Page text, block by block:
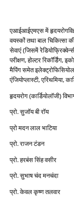
एआईआईएमएस में
वयस्कों तथा बाल चिकित्सा
सेवाएं (जिसमें
परीक्षण, होल्टर रिकॉर्डिंग,
मैपिंग समेत
एंजियोप्लास्टी, एरिथमिया,
हृदयरोग (कार्डियोलॉजी)
प्रो. सुजॉय बी रॉय
प्रो मदन लाल भाटिया
प्रो. राजन टंडन
प्रो. हरबंस सिंह वसीर
प्रो. सुभाष चंद मनचंदा
प्रो. केवल कृष्ण तलवार